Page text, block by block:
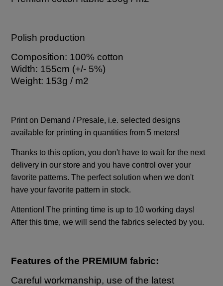
Polish production
Composition: 100% cotton
Width: 155cm (+/- 5%)
Weight: 153g / m2
Print on Demand / Presale, i.e. selected designs
available for printing in quantities from 5 meters!
Thanks to this option, you don't have to wait for the next
delivery in our store and you have control over your
favorite patterns. The perfect solution when we don't
have your favorite pattern in stock.
Attention! The printing time is up to 10 working days!
After this time, we will send the fabrics selected by you.
Features of the PREMIUM fabric:
Careful workmanship, use of the latest